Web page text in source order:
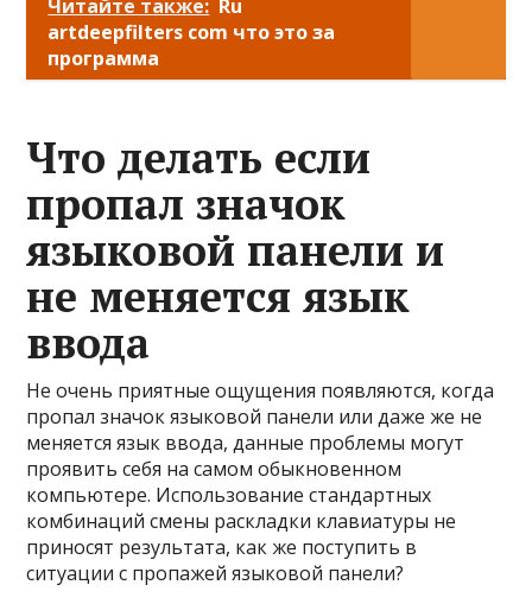
Читайте также: Ru
artdeepfilters com что это за
программа
Что делать если
пропал значок
языковой панели и
не меняется язык
ввода
Не очень приятные ощущения появляются, когда
пропал значок языковой панели или даже же не
меняется язык ввода, данные проблемы могут
проявить себя на самом обыкновенном
компьютере. Использование стандартных
комбинаций смены раскладки клавиатуры не
приносят результата, как же поступить в
ситуации с пропажей языковой панели?